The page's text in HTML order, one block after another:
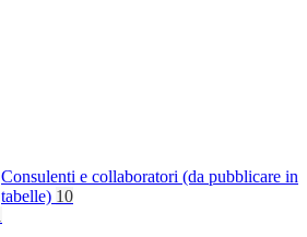
Consulenti e collaboratori (da pubblicare in
tabelle) 10